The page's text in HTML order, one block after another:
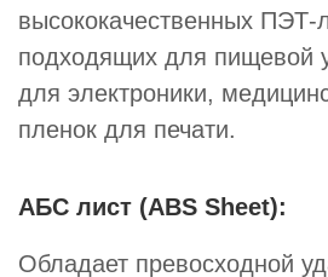
высококачественных ПЭТ-
подходящих для пищевой
для электроники,
пленок для печати.
АБС лист (ABS Sheet):
Обладает превосходной